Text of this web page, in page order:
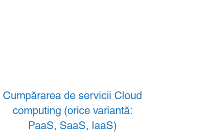
Cumpărarea de servicii Cloud
computing (orice variantă:
PaaS, SaaS, IaaS)